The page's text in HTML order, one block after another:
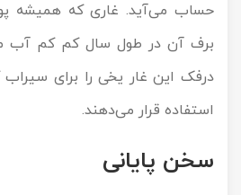
حساب می‌آید. غاری که همیشه
برف آن در طول سال کم کم آب
درفک این غار یخی را برای
استفاده قرار می‌دهند.
سخن پایانی